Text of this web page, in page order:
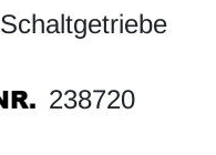
Schaltgetriebe
238720